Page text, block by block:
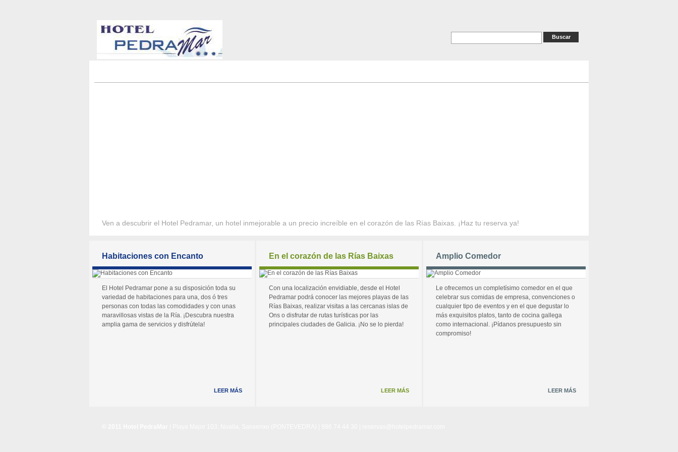
Ven a descubrir el Hotel Pedramar, un hotel inmejorable a un precio increíble en el corazón de las Rías Baixas. ¡Haz tu reserva ya!
Habitaciones con Encanto
El Hotel Pedramar pone a su disposición toda su
variedad de habitaciones para una, dos ó tres
personas con todas las comodidades y con unas
maravillosas vistas de la Ría. ¡Descubra nuestra
amplia gama de servicios y disfrútela!
LEER MÁS
En el corazón de las Rías Baixas
Con una localización envidiable, desde el Hotel
Pedramar podrá conocer las mejores playas de las
Rías Baixas, realizar visitas a las cercanas islas de
Ons o disfrutar de rutas turísticas por las
principales ciudades de Galicia. ¡No se lo pierda!
LEER MÁS
Amplio Comedor
Le ofrecemos un completísimo comedor en el que
celebrar sus comidas de empresa, convenciones o
cualquier tipo de eventos y en el que degustar lo
más exquisitos platos, tanto de cocina gallega
como internacional. ¡Pídanos presupuesto sin
compromiso!
LEER MÁS